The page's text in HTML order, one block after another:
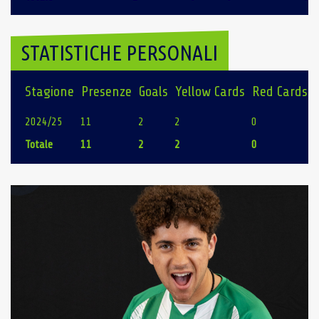
STATISTICHE PERSONALI
Stagione Presenze Goals Yellow Cards Red Cards
2024/25 11 2 2 0
Totale
11 2 2 0